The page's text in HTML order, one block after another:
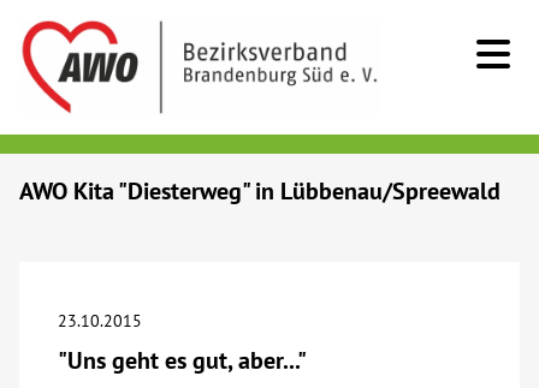
Beratung & Hilfe
AWO Kita "Diesterweg" in Lübbenau/Spreewald
23.10.2015
"Uns geht es gut, aber..."